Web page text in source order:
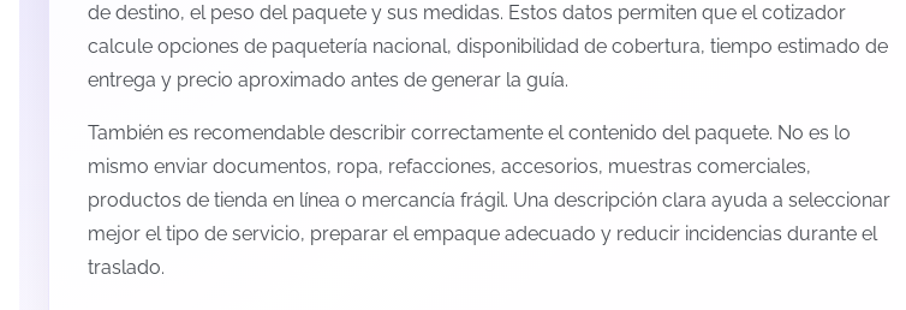
de destino, el peso del paquete y sus medidas. Estos datos permiten que el cotizador
calcule opciones de paquetería nacional, disponibilidad de cobertura, tiempo estimado de
entrega y precio aproximado antes de generar la guía.
También es recomendable describir correctamente el contenido del paquete. No es lo
mismo enviar documentos, ropa, refacciones, accesorios, muestras comerciales,
productos de tienda en línea o mercancía frágil. Una descripción clara ayuda a seleccionar
mejor el tipo de servicio, preparar el empaque adecuado y reducir incidencias durante el
traslado.